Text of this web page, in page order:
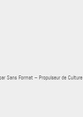
Sans Format – Propulseur de Culture